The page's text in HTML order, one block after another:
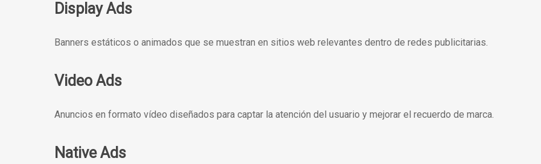
Display Ads
Banners estáticos o animados que se muestran en sitios web relevantes dentro de redes publicitarias.
Video Ads
Anuncios en formato vídeo diseñados para captar la atención del usuario y mejorar el recuerdo de marca.
Native Ads